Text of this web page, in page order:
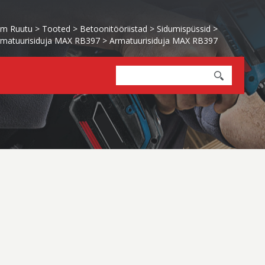
Ruutu > Tooted > Betoonitööriistad >Sidumispüssid >
MAX RB397 >Armatuurisiduja MAX RB397